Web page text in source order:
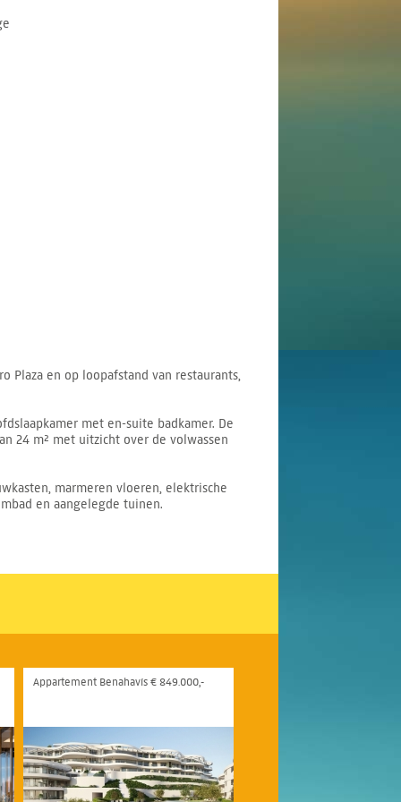
Plaza en op loopafstand van restaurants,
met en-suite badkamer. De
24 m² met uitzicht over de volwassen
marmeren vloeren, elektrische
en aangelegde tuinen.
Appartement Benahavís € 849.000,-